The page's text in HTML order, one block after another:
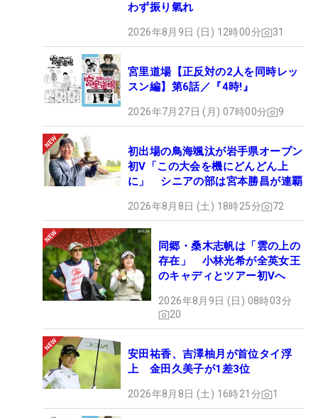
わず振り氣れ
2026年8月9日 (日) 12時00分 31
宮里道場【正反対の2人を同時レッ
スン編】第6話／『4時!』
2026年7月27日 (月) 07時00分 9
初出場の鳥海颯汰が岩手県オープン
初V「この大会を機にどんどん上
に」 シニアの部は宮本勝昌が連覇
2026年8月8日 (土) 18時25分 72
同郷・桑木志帆は「雲の上の
存在」 小林光希が全英女王
のキャディとツアー初Vへ
2026年8月9日 (日) 08時03分
20
安田祐香、吉澤柚月が首位タイ浮
上 金田久美子が1差3位
2026年8月8日 (土) 16時21分 1